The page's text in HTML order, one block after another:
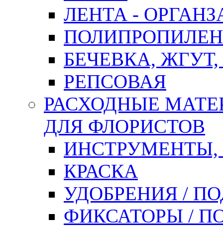
ЛЕНТА -
БЕЧЕВКА,
РЕПСОВАЯ
РАСХОДНЫЕ
ДЛЯ ФЛОРИСТОВ
ИНСТРУМЕНТЫ,
КРАСКА
УДОБРЕНИЯ /
ФИКСАТОРЫ /